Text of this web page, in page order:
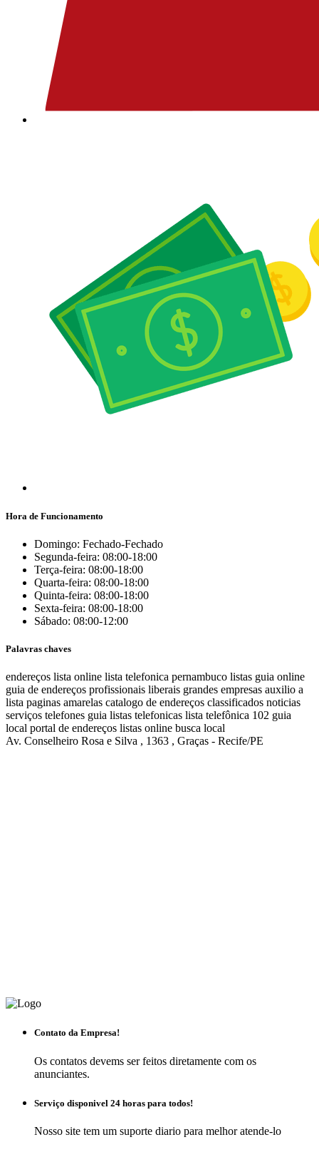
Hora de Funcionamento
Domingo: Fechado-Fechado
Segunda-feira: 08:00-18:00
Terça-feira: 08:00-18:00
Quarta-feira: 08:00-18:00
Quinta-feira: 08:00-18:00
Sexta-feira: 08:00-18:00
Sábado: 08:00-12:00
Palavras chaves
endereços lista online lista telefonica pernambuco listas guia online
guia de endereços profissionais liberais grandes empresas auxilio a
lista paginas amarelas catalogo de endereços classificados noticias
serviços telefones guia listas telefonicas lista telefônica 102 guia
local portal de endereços listas online busca local
Av. Conselheiro Rosa e Silva , 1363 , Graças - Recife/PE
Contato da Empresa!
Os contatos devems ser feitos diretamente com os
anunciantes.
Serviço disponivel 24 horas para todos!
Nosso site tem um suporte diario para melhor atende-lo